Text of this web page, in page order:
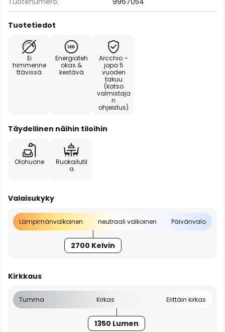
Tuotetiedot
Ei
himmenne
ttävissä
Energiateh
okas &
kestävä
Arcchio –
jopa 5
vuoden
takuu
(katso
valmistaja
n
ohjeistus)
Täydellinen näihin tiloihin
Olohuone
Ruokailutil
a
Valaisukyky
Lämpimänvalkoinen neutraali valkoinen Päivänvalo
2700 Kelvin
Kirkkaus
Tumma Kirkas Erittäin kirkas
1350 Lumen